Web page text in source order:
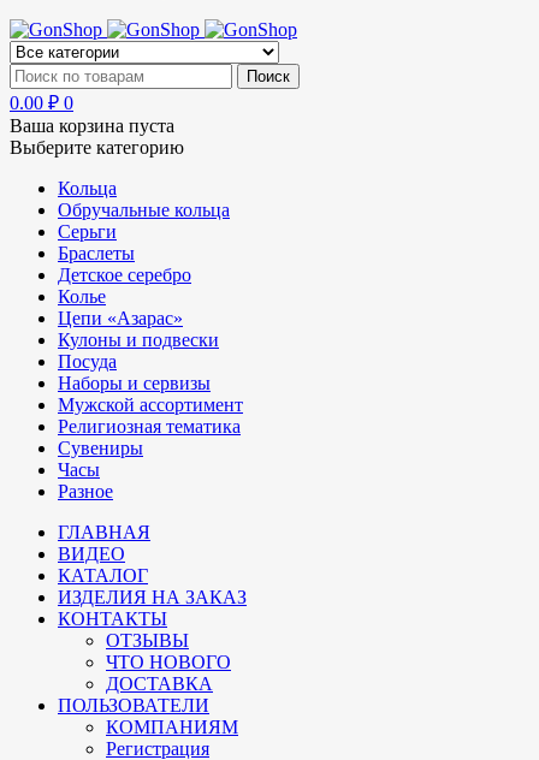
0.00 ₽ 0
Ваша корзина пуста
Выберите категорию
Кольца
Обручальные кольца
Серьги
Браслеты
Детское серебро
Колье
Цепи «Азарас»
Кулоны и подвески
Посуда
Наборы и сервизы
Мужской ассортимент
Религиозная тематика
Сувениры
Часы
Разное
ГЛАВНАЯ
ВИДЕО
КАТАЛОГ
ИЗДЕЛИЯ НА ЗАКАЗ
КОНТАКТЫ
ОТЗЫВЫ
ЧТО НОВОГО
ДОСТАВКА
ПОЛЬЗОВАТЕЛИ
КОМПАНИЯМ
Регистрация